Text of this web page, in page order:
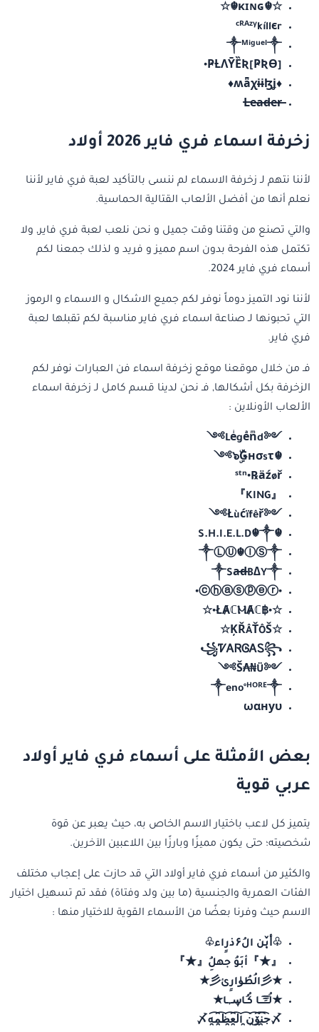
☆☬κɪɴɢ☬☆
ᶜᴿᴬᶻᵞkíllєr
༒ᴹⁱᵍᵘᵉˡ༒
[ҎƦƟ]ҎȽɅȲȄƦ•
♦ʍǟχɨɨɮʝ♦
L̶e̶a̶d̶e̶r̶
زخرفة اسماء فري فاير 2026 أولاد
لأننا نتهم لـ زخرفة الاسماء لم ننسى بالتأكيد لعبة فري فاير لأننا
نعلم أنها من أفضل الألعاب القتالية الحماسية.
والتي تصنع من وقتنا وقت جميل و نحن نلعب لعبة فري فاير, ولا
تكتمل هذه الفرحة بدون اسم مميز و فريد و لذلك جمعنا لكم
أسماء فري فاير 2024.
لأننا نود التميز دوماً نوفر لكم جميع الاشكال و الاسماء و الرموز
التي تحبونها لـ صناعة اسماء فري فاير مناسبة لكم تقبلها لعبة
فري فاير.
فـ من خلال موقعنا موقع زخرفة اسماء فن العبارات نوفر لكم
الزخرفة بكل أشكالها, فـ نحن لدينا قسم كامل لـ زخرفة اسماء
الألعاب الأونلاين :
༺Leͥgeͣnͫd༻
☬๖ۣۜǤнσsτ༻
ˢᵗⁿ•℞ӓźøř
『KING』
༺Łùćïfêř༻
☬S.H.I.E.L.D☬༒
༒ⓁⓊ☬ⒾⓈ༒
༒Sa̶d̶B∆Y༒
•ⓒⓗⓐⓢⓟⓔⓡ•
☆•฿ŁȺℂⲘȺℂ•☆
☆ĶŘÂŤÔŠ☆
꧁ᏤᎪᏒᎶᎪᏚ꧂
༺Š₳₦Ü༻
༒eno°ᴴᴼᴿᴱ༒
ωαнуυ
بعض الأمثلة على أسماء فري فاير أولاد
عربي قوية
يتميز كل لاعب باختيار الاسم الخاص به، حيث يعبر عن قوة
شخصيته؛ حتى يكون مميزًا وبارزًا بين اللاعبين الآخرين.
والكثير من أسماء فري فاير أولاد التي قد حازت على إعجاب مختلف
الفئات العمرية والجنسية (ما بين ولد وفتاة) فقد تم تسهيل اختيار
الاسم حيث وفرنا بعضًا من الأسماء القوية للاختيار منها :
♧أ̜̌بن الُ۶ذرٍاء♧
『★』أبَوُ جهلُِ『★』
★彡الُطُۈارٍئ彡★
★لُـِـِِـِِِـِِـِـا كُـُاڛـ,ـا★
〆ج̯͡ن̯͡ۆ̯͡ن̯͡ ال̯͡ع̯͡ظ̯͡م̯͡ه〆